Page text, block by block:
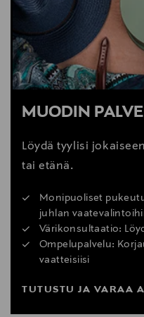
MUODIN
Löydä tyylisi
tai etänä.
Monipuoliset
juhlan
Värikonsultaatio:
Ompelupalvelu:
vaatteisiisi
TUTUSTU JA VARAA